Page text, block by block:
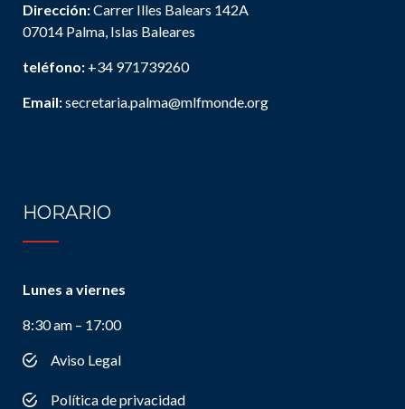
Dirección:Carrer Illes Balears 142A
07014 Palma, Islas Baleares
teléfono: +34 971739260
Email:secretaria.palma@mlfmonde.org
HORARIO
Lunes a viernes
8:30 am – 17:00
Aviso Legal
Política de privacidad